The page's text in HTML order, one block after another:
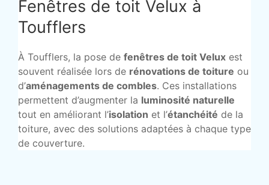
Fenêtres de toit Velux à
Toufflers
À Toufflers, la pose de fenêtres de toit Velux est
souvent réalisée lors de rénovations de toiture ou
d’aménagements de combles. Ces installations
permettent d’augmenter la luminosité naturelle
tout en améliorant l’isolation et l’étanchéité de la
toiture, avec des solutions adaptées à chaque type
de couverture.